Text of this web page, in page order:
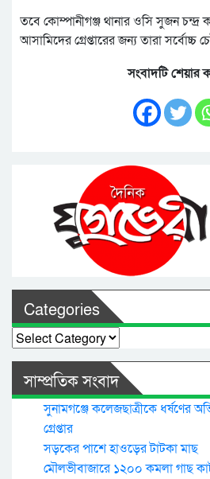
তবে কোম্পানীগঞ্জ থানার ওসি সুজন চন্দ্র
আসামিদের গ্রেপ্তারের জন্য তারা সর্বোচ্চ
সংবাদটি শেয়ার
Categories
Categories
সাম্প্রতিক সংবাদ
সুনামগঞ্জে কলেজছাত্রীকে ধর্ষণের
গ্রেপ্তার
সড়কের পাশে হাওড়ের টাটকা মাছ
মৌলভীবাজারে ১২০০ কমলা গাছ